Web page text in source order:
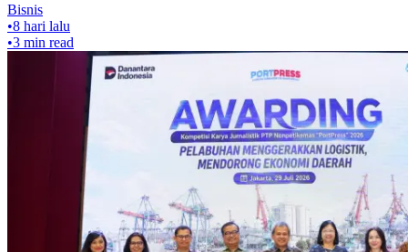
Bisnis
•8 hari lalu
•3 min read